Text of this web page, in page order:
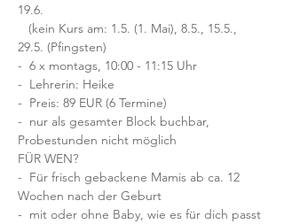
19.6.
(kein Kurs am: 1.5. (1. Mai), 8.5., 15.5.,
29.5. (Pfingsten)
-  6 x montags, 10:00 - 11:15 Uhr
-  Lehrerin: Heike
-  Preis: 89 EUR (6 Termine)
-  nur als gesamter Block buchbar,
Probestunden nicht möglich
FÜR WEN?
-  Für frisch gebackene Mamis ab ca. 12
Wochen nach der Geburt
-  mit oder ohne Baby, wie es für dich passt